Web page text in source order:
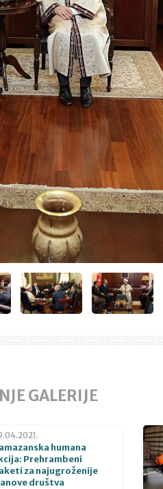
GALERIJE
humana
Prehrambeni
za najugroženije
društva